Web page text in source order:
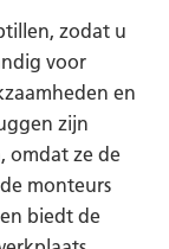
zodat u
voor
en
zijn
omdat ze de
monteurs
biedt de